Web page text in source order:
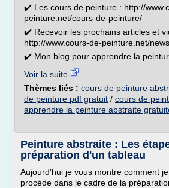
✔️ Les cours de peinture : http://
peinture.net/cours-de-peinture/
✔️ Recevoir les prochains articles et
http://www.cours-de-peinture.net/
✔️ Mon blog pour apprendre la
Voir la suite
Thèmes liés : cours de peinture
de peinture pdf gratuit / cours de
apprendre la peinture abstraite
Peinture abstraite : Les
préparation d'un tableau
Aujourd'hui je vous montre comment je
procède dans le cadre de la